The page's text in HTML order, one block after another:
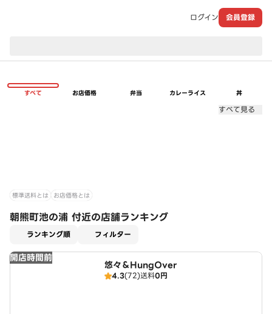
ログイン 会員登録
すべて お店価格 弁当 カレーライス 丼
すべて見る
標準送料とは お店価格とは
朝熊町池の浦 付近の店舗ランキング
ランキング順 フィルター
開店時間前
悠々＆HungOver
4.3(72)送料0円